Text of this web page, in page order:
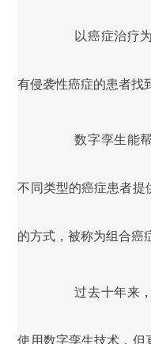
以癌症治疗
有侵袭性癌症的患者找
数字孪生能
不同类型的癌症患者提
的方式，被称为组合癌
过去十年来
使用数字孪生技术，但